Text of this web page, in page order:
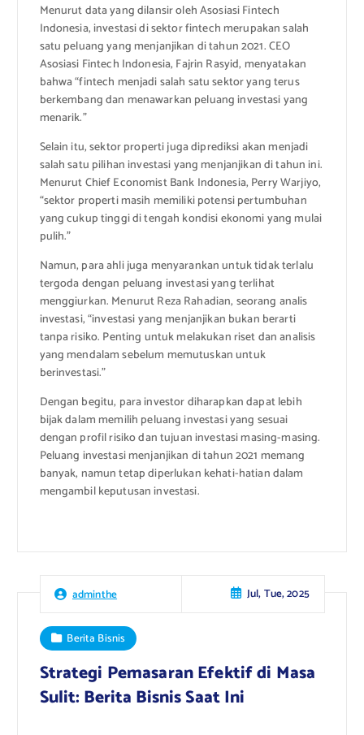
Menurut data yang dilansir oleh Asosiasi Fintech
Indonesia, investasi di sektor fintech merupakan salah
satu peluang yang menjanjikan di tahun 2021. CEO
Asosiasi Fintech Indonesia, Fajrin Rasyid, menyatakan
bahwa “fintech menjadi salah satu sektor yang terus
berkembang dan menawarkan peluang investasi yang
menarik.”
Selain itu, sektor properti juga diprediksi akan menjadi
salah satu pilihan investasi yang menjanjikan di tahun ini.
Menurut Chief Economist Bank Indonesia, Perry Warjiyo,
“sektor properti masih memiliki potensi pertumbuhan
yang cukup tinggi di tengah kondisi ekonomi yang mulai
pulih.”
Namun, para ahli juga menyarankan untuk tidak terlalu
tergoda dengan peluang investasi yang terlihat
menggiurkan. Menurut Reza Rahadian, seorang analis
investasi, “investasi yang menjanjikan bukan berarti
tanpa risiko. Penting untuk melakukan riset dan analisis
yang mendalam sebelum memutuskan untuk
berinvestasi.”
Dengan begitu, para investor diharapkan dapat lebih
bijak dalam memilih peluang investasi yang sesuai
dengan profil risiko dan tujuan investasi masing-masing.
Peluang investasi menjanjikan di tahun 2021 memang
banyak, namun tetap diperlukan kehati-hatian dalam
mengambil keputusan investasi.
adminthe Jul, Tue, 2025
Berita Bisnis
Strategi Pemasaran Efektif di Masa
Sulit: Berita Bisnis Saat Ini